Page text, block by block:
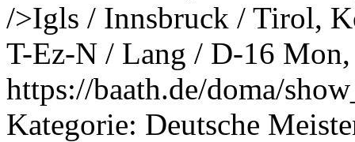
/>Igls / Innsbruck / Tirol,
T-Ez-N / Lang / D-16
https://baath.de/doma/
Kategorie: Deutsche